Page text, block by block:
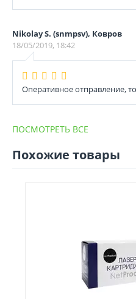
Nikolay S. (snmpsv), Ковров
18/05/2019, 18:42
Оперативное отправление,
ПОСМОТРЕТЬ ВСЕ
Похожие товары